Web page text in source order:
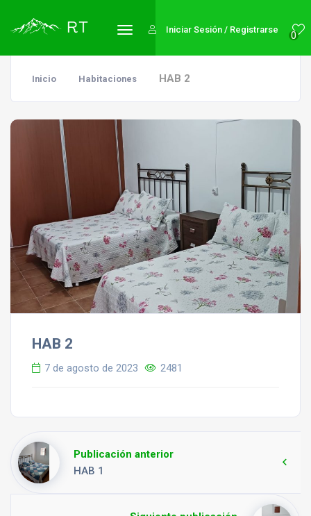
0
Iniciar Sesión / Registrarse
Inicio Habitaciones HAB 2
HAB 2
7 de agosto de 2023 2481
Publicación anterior
HAB 1